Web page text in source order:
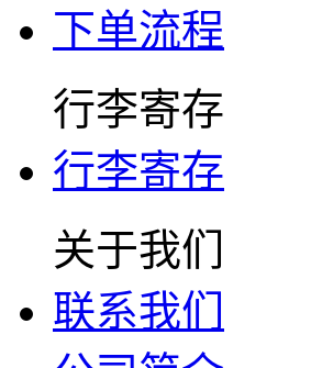
下单流程
行李寄存
行李寄存
关于我们
联系我们